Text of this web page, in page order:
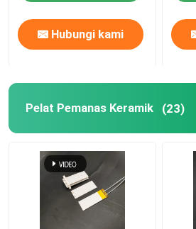
Hubungi kami
Pelat Pemanas Keramik (23)